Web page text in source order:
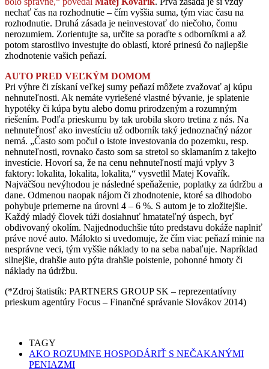
nechať čas na rozhodnutie – čím vyššia suma, tým viac času na
rozhodnutie. Druhá zásada je neinvestovať do niečoho, čomu
nerozumiem. Zorientujte sa, určite sa poraďte s odborníkmi a až
potom starostlivo investujte do oblastí, ktoré prinesú čo najlepšie
zhodnotenie vašich peňazí.
AUTO PRED VEĽKÝM DOMOM
Pri výhre či získaní veľkej sumy peňazí môžete zvažovať aj kúpu
nehnuteľnosti. Ak nemáte vyriešené vlastné bývanie, je splatenie
hypotéky či kúpa bytu alebo domu prirodzeným a rozumným
riešením. Podľa prieskumu by tak urobila skoro tretina z nás. Na
nehnuteľnosť ako investíciu už odborník taký jednoznačný názor
nemá. „Často som počul o istote investovania do pozemku, resp.
nehnuteľnosti, rovnako často som sa stretol so sklamaním z takejto
investície. Hovorí sa, že na cenu nehnuteľností majú vplyv 3
faktory: lokalita, lokalita, lokalita,“ vysvetlil Matej Kovařík.
Najväčšou nevýhodou je následné speňaženie, poplatky za údržbu a
dane. Odmenou naopak nájom či zhodnotenie, ktoré sa dlhodobo
pohybuje priemerne na úrovni 4 – 6 %. S autom je to zložitejšie.
Každý mladý človek túži dosiahnuť hmatateľný úspech, byť
obdivovaný okolím. Najjednoduchšie túto predstavu dokáže naplniť
práve nové auto. Málokto si uvedomuje, že čím viac peňazí minie na
nesprávne veci, tým vyššie náklady to na seba nabaľuje. Napríklad
silnejšie, drahšie auto pýta drahšie poistenie, pohonné hmoty či
náklady na údržbu.
(*Zdroj štatistík: PARTNERS GROUP SK – reprezentatívny
prieskum agentúry Focus – Finančné správanie Slovákov 2014)
TAGY
AKO ROZUMNE HOSPODÁRIŤ S NEČAKANÝMI
PENIAZMI